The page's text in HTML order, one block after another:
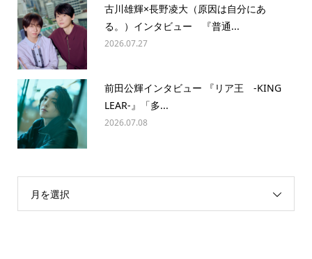
古川雄輝×長野凌大（原因は自分にあ
る。）インタビュー 『普通...
2026.07.27
前田公輝インタビュー 『リア王 -KING
LEAR-』「多...
2026.07.08
月を選択